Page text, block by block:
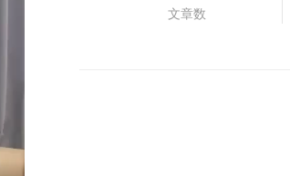
文章数